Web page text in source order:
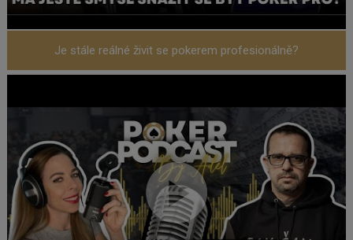
Je stále reálné živit se pokerem profesionálně?